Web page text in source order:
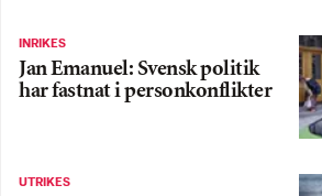
INRIKES
Jan Emanuel: Svensk politik
har fastnat i personkonflikter
UTRIKES